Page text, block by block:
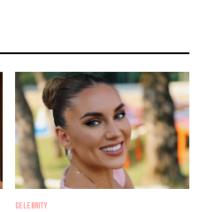
CELEBRITY